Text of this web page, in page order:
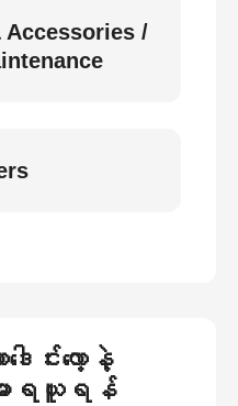
Accessories /
ါင်းလော့နဲ့
ားရယူရန်